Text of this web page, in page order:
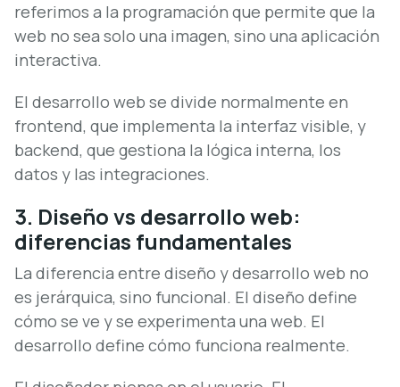
referimos a la programación que permite que la
web no sea solo una imagen, sino una aplicación
interactiva.
El desarrollo web se divide normalmente en
frontend, que implementa la interfaz visible, y
backend, que gestiona la lógica interna, los
datos y las integraciones.
3. Diseño vs desarrollo web:
diferencias fundamentales
La diferencia entre diseño y desarrollo web no
es jerárquica, sino funcional. El diseño define
cómo se ve y se experimenta una web. El
desarrollo define cómo funciona realmente.